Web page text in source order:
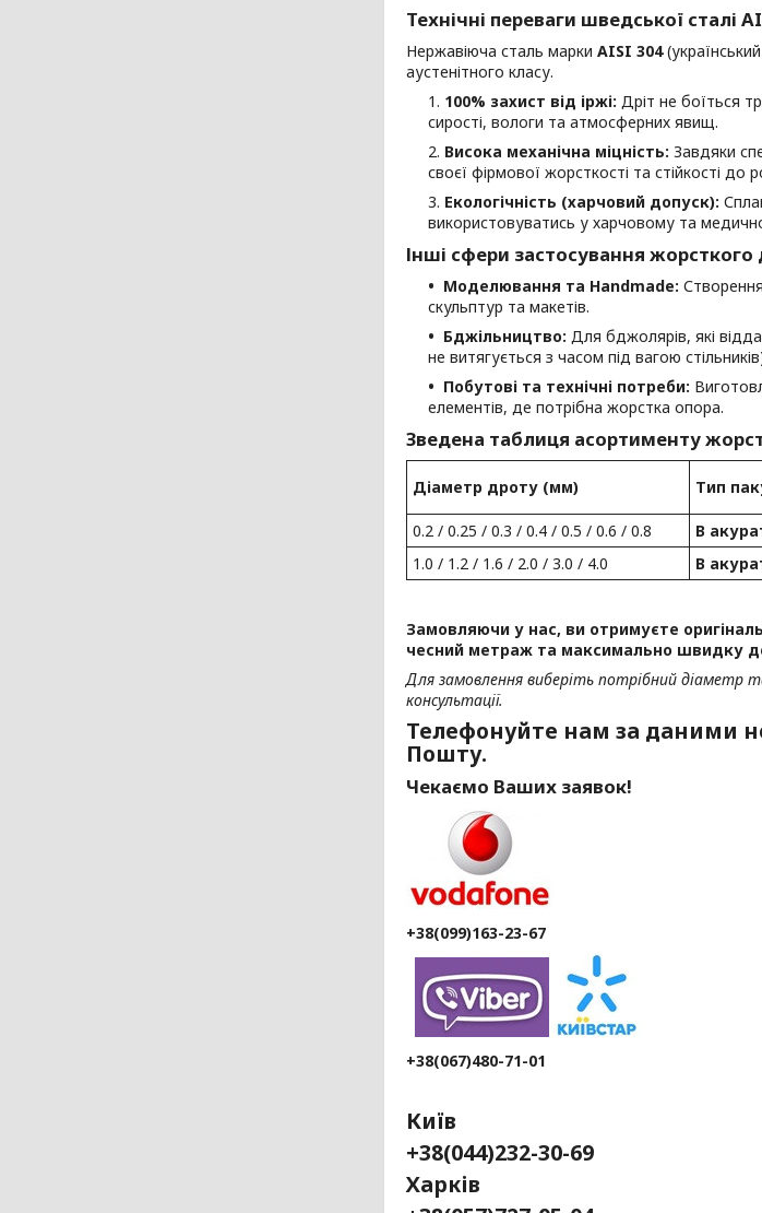
Технічні переваги шведської сталі
Нержавіюча сталь марки AISI 304
аустенітного класу.
100% захист від іржі: Дріт не боїться
сирості, вологи та атмосферних явищ.
Висока механічна міцність: Завдяки
своєї фірмової жорсткості та стійкості до
Екологічність (харчовий допуск):
використовуватись у харчовому та
Інші сфери застосування жорсткого
Моделювання та Handmade:
скульптур та макетів.
Бджільництво: Для бджолярів, які
не витягується з часом під вагою
Побутові та технічні потреби:
елементів, де потрібна жорстка опора.
Зведена таблиця асортименту
Діаметр дроту (мм) Тип
0.2 / 0.25 / 0.3 / 0.4 / 0.5 / 0.6 / 0.8
В
1.0 / 1.2 / 1.6 / 2.0 / 3.0 / 4.0
В
Замовляючи у нас, ви отримуєте
чесний метраж та максимально швидку
Для замовлення виберіть потрібний
консультації.
Телефонуйте нам за даними
Пошту.
Чекаємо Ваших заявок!
+38(099)163-23-67
+38(067)480-71-01
Київ
+38(044)232-30-69
Харків